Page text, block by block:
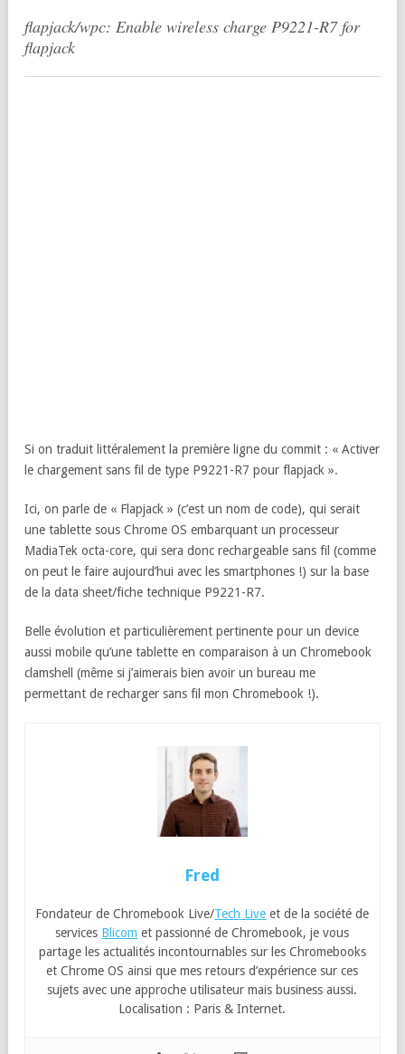
flapjack/wpc: Enable wireless charge P9221-R7 for
flapjack
Si on traduit littéralement la première ligne du commit : « Activer
le chargement sans fil de type P9221-R7 pour flapjack ».
Ici, on parle de « Flapjack » (c’est un nom de code), qui serait
une tablette sous Chrome OS embarquant un processeur
MadiaTek octa-core, qui sera donc rechargeable sans fil (comme
on peut le faire aujourd’hui avec les smartphones !) sur la base
de la data sheet/fiche technique P9221-R7.
Belle évolution et particulièrement pertinente pour un device
aussi mobile qu’une tablette en comparaison à un Chromebook
clamshell (même si j’aimerais bien avoir un bureau me
permettant de recharger sans fil mon Chromebook !).
Fred
Fondateur de Chromebook Live/Tech Live et de la société de
services Blicom et passionné de Chromebook, je vous
partage les actualités incontournables sur les Chromebooks
et Chrome OS ainsi que mes retours d’expérience sur ces
sujets avec une approche utilisateur mais business aussi.
Localisation : Paris & Internet.